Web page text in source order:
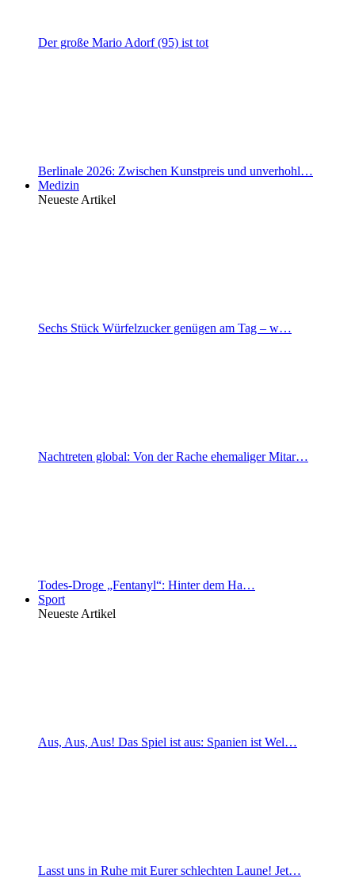
Der große Mario Adorf (95) ist tot
Berlinale 2026: Zwischen Kunstpreis und unverhohl…
Medizin
Neueste Artikel
Sechs Stück Würfelzucker genügen am Tag – w…
Nachtreten global: Von der Rache ehemaliger Mitar…
Todes-Droge „Fentanyl“: Hinter dem Ha…
Sport
Neueste Artikel
Aus, Aus, Aus! Das Spiel ist aus: Spanien ist Wel…
Lasst uns in Ruhe mit Eurer schlechten Laune! Jet…